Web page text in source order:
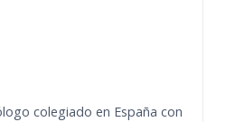
colegiado en España con